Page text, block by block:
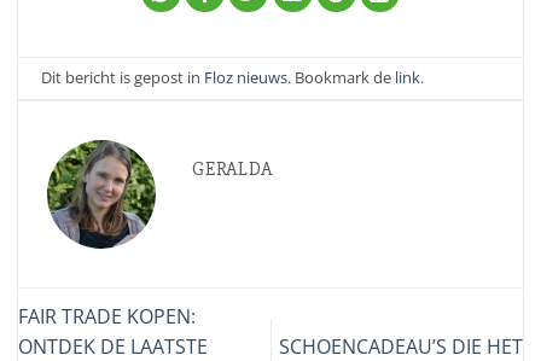
Dit bericht is gepost in Floz nieuws. Bookmark de link.
GERALDA
FAIR TRADE KOPEN:
ONTDEK DE LAATSTE
SCHOENCADEAU’S DIE HET